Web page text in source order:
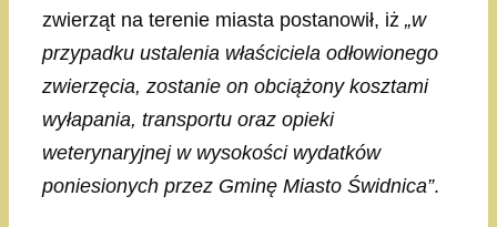
zwierząt na terenie miasta postanowił, iż „w
przypadku ustalenia właściciela odłowionego
zwierzęcia, zostanie on obciążony kosztami
wyłapania, transportu oraz opieki
weterynaryjnej w wysokości wydatków
poniesionych przez Gminę Miasto Świdnica”.